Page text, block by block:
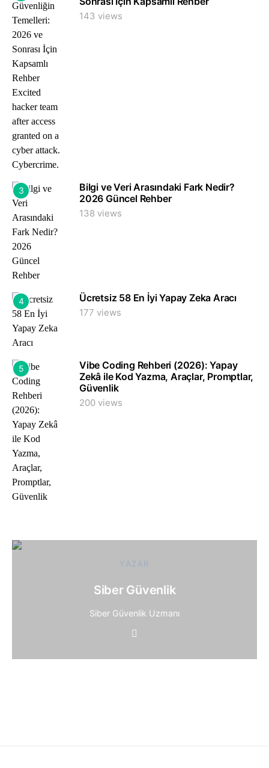
143 views
3
Bilgi ve Veri Arasındaki Fark Nedir?
2026 Güncel Rehber
138 views
4 Ücretsiz 58 En İyi Yapay Zeka Aracı
177 views
5
Vibe Coding Rehberi (2026): Yapay
Zekâ ile Kod Yazma, Araçlar, Promptlar,
Güvenlik
200 views
YAZAR
Siber Güvenlik
Siber Güvenlik Uzmanı